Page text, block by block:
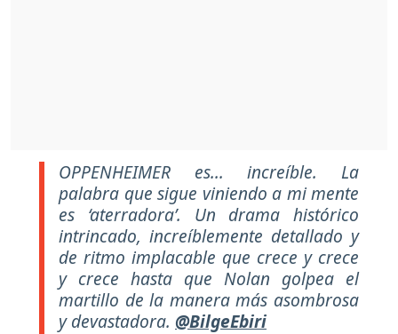
OPPENHEIMER es... increíble. La
palabra que sigue viniendo a mi mente
es ‘aterradora’. Un drama histórico
intrincado, increíblemente detallado y
de ritmo implacable que crece y crece
y crece hasta que Nolan golpea el
martillo de la manera más asombrosa
y devastadora. @BilgeEbiri